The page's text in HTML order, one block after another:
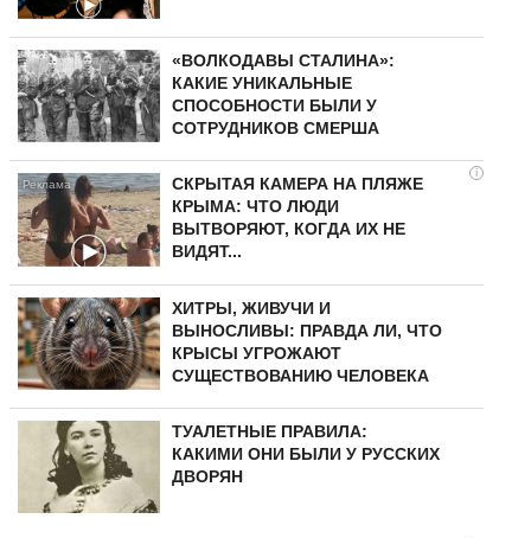
«ВОЛКОДАВЫ СТАЛИНА»:
КАКИЕ УНИКАЛЬНЫЕ
СПОСОБНОСТИ БЫЛИ У
СОТРУДНИКОВ СМЕРША
i
СКРЫТАЯ КАМЕРА НА ПЛЯЖЕ
КРЫМА: ЧТО ЛЮДИ
ВЫТВОРЯЮТ, КОГДА ИХ НЕ
ВИДЯТ...
ХИТРЫ, ЖИВУЧИ И
ВЫНОСЛИВЫ: ПРАВДА ЛИ, ЧТО
КРЫСЫ УГРОЖАЮТ
СУЩЕСТВОВАНИЮ ЧЕЛОВЕКА
ТУАЛЕТНЫЕ ПРАВИЛА:
КАКИМИ ОНИ БЫЛИ У РУССКИХ
ДВОРЯН